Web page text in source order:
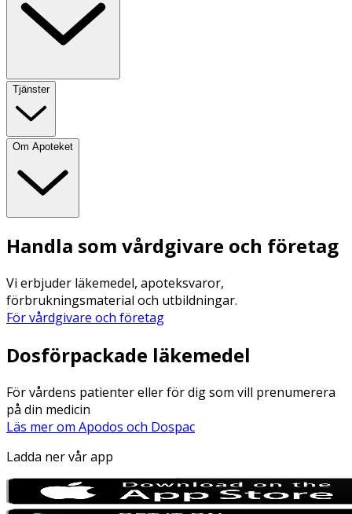
Tjänster
Om Apoteket
Handla som vårdgivare och företag
Vi erbjuder läkemedel, apoteksvaror,
förbrukningsmaterial och utbildningar.
För vårdgivare och företag
Dosförpackade läkemedel
För vårdens patienter eller för dig som vill prenumerera
på din medicin
Läs mer om Apodos och Dospac
Ladda ner vår app